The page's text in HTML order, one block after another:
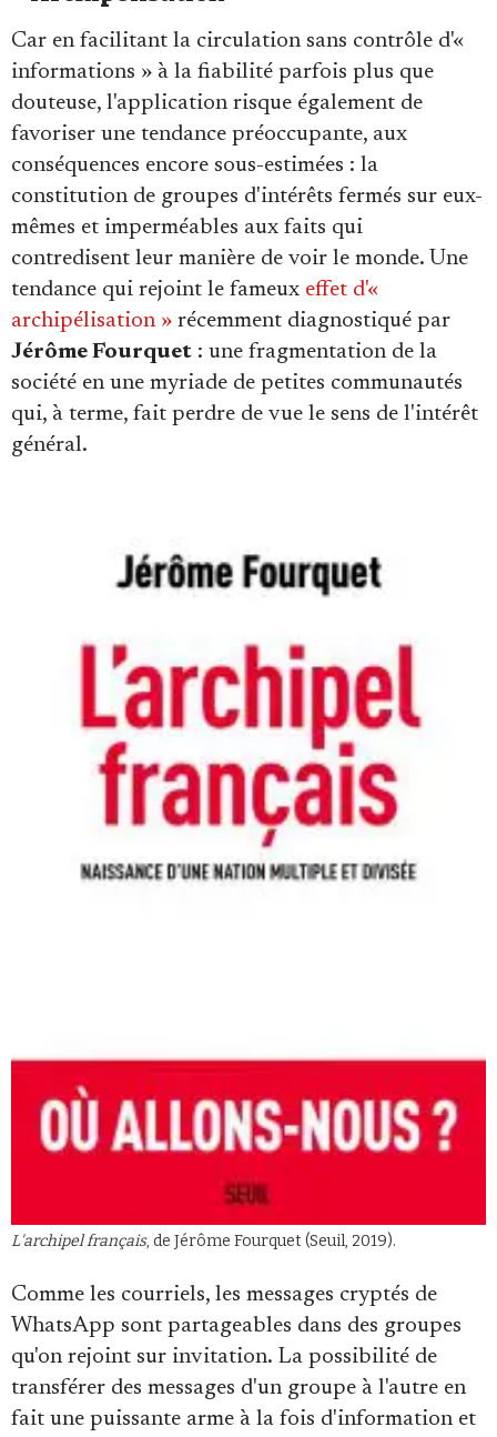
Car en facilitant la circulation sans contrôle d'«
informations » à la fiabilité parfois plus que
douteuse, l'application risque également de
favoriser une tendance préoccupante, aux
conséquences encore sous-estimées : la
constitution de groupes d'intérêts fermés sur eux-
mêmes et imperméables aux faits qui
contredisent leur manière de voir le monde. Une
tendance qui rejoint le fameux effet d'«
archipélisation » récemment diagnostiqué par
Jérôme Fourquet : une fragmentation de la
société en une myriade de petites communautés
qui, à terme, fait perdre de vue le sens de l'intérêt
général.
L'archipel français, de Jérôme Fourquet (Seuil, 2019).
Comme les courriels, les messages cryptés de
WhatsApp sont partageables dans des groupes
qu'on rejoint sur invitation. La possibilité de
transférer des messages d'un groupe à l'autre en
fait une puissante arme à la fois d'information et